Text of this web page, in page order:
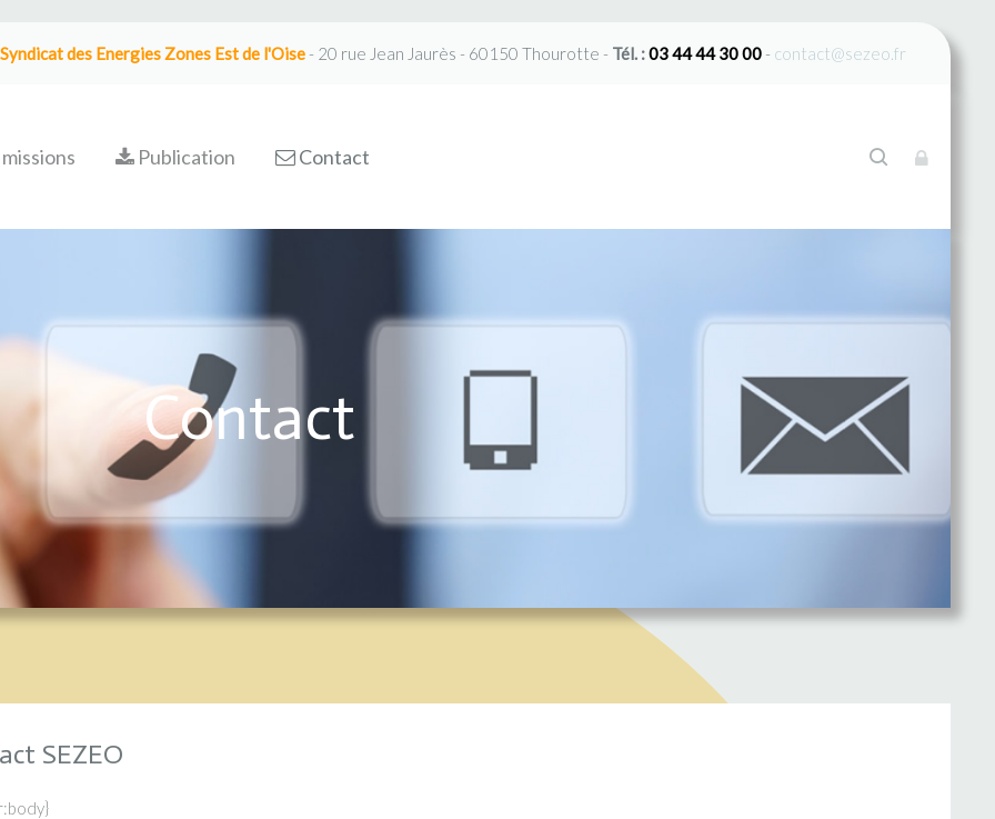
Syndicat des Energies Zones Est de l'Oise - 20 rue Jean Jaurès - 60150 Thourotte - Tél. :03 44 44 30 00 - contact@sezeo.fr
Publication Contact
Contact
SEZEO